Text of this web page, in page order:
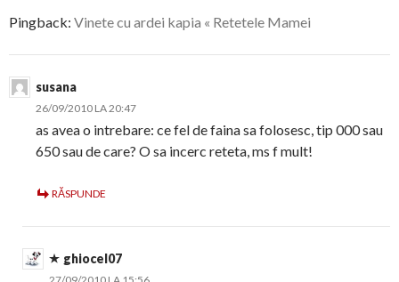
Pingback: Vinete cu ardei kapia « Retetele Mamei
susana
26/09/2010 LA 20:47
as avea o intrebare: ce fel de faina sa folosesc, tip 000 sau
650 sau de care? O sa incerc reteta, ms f mult!
RĂSPUNDE
ghiocel07